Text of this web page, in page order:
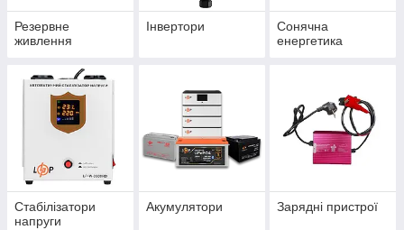
Резервне
живлення
Інвертори
Сонячна
енергетика
Стабілізатори
напруги
Акумулятори Зарядні пристрої